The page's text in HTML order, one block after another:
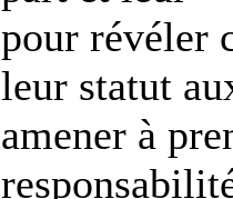
pour révéler
leur statut
amener à